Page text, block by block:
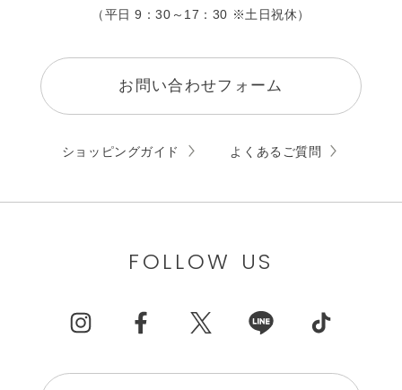
（平日 9：30～17：30 ※土日祝休）
お問い合わせフォーム
ショッピングガイド よくあるご質問
FOLLOW US